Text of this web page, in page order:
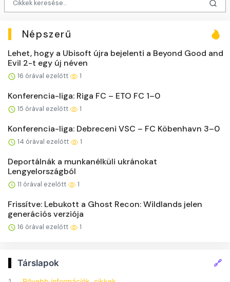
Népszerű
Lehet, hogy a Ubisoft újra bejelenti a Beyond Good and
Evil 2-t egy új néven
16 órával ezelőtt 1
Konferencia-liga: Riga FC – ETO FC 1–0
15 órával ezelőtt 1
Konferencia-liga: Debreceni VSC – FC Köbenhavn 3–0
14 órával ezelőtt 1
Deportálnák a munkanélküli ukránokat
Lengyelországból
11 órával ezelőtt 1
Frissítve: Lebukott a Ghost Recon: Wildlands jelen
generációs verziója
16 órával ezelőtt 1
Társlapok 🔗